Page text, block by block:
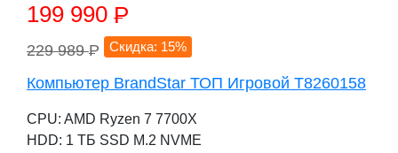
199 990 P
229 989P Скидка: 15%
Компьютер BrandStar ТОП Игровой T8260158
CPU: AMD Ryzen 7 7700X
HDD: 1 TБ SSD M.2 NVME